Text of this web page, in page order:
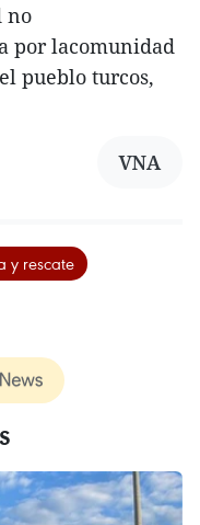
no
por lacomunidad
pueblo turcos,
VNA
y rescate